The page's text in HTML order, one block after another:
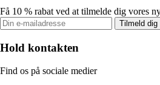
Få 10 % rabat ved at tilmelde dig vores
Tilmeld dig
Hold kontakten
Find os på sociale medier